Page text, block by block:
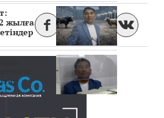
жылға